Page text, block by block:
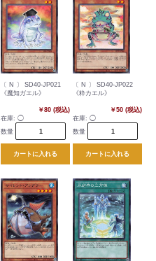
〔 N 〕 SD40-JP021
《魔知ガエル》
￥80 (税込)
在庫: ◯
数量
カートに入れる
〔 N 〕 SD40-JP022
《粋カエル》
￥50 (税込)
在庫: ◯
数量
カートに入れる